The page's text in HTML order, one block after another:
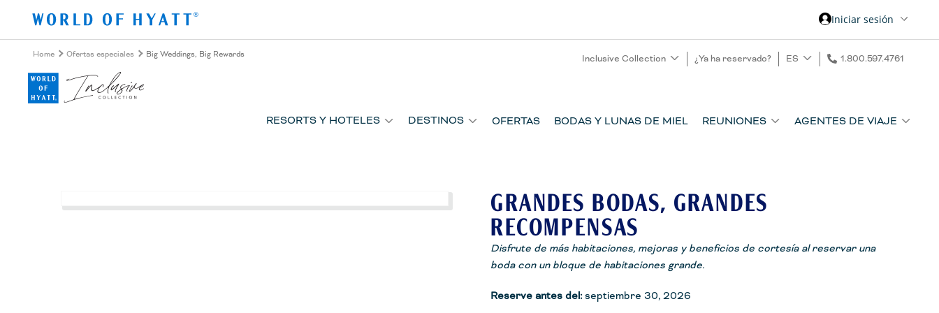
Iniciar sesión
Home Ofertas especiales Big Weddings, Big Rewards Inclusive Collection ¿Ya ha reservado? ES 1.800.597.4761
RESORTS Y HOTELES DESTINOS OFERTAS BODAS Y LUNAS DE MIEL REUNIONES AGENTES DE VIAJE
GRANDES BODAS, GRANDES
RECOMPENSAS
Disfrute de más habitaciones, mejoras y beneficios de cortesía al reservar una
boda con un bloque de habitaciones grande.
Reserve antes del: septiembre 30, 2026